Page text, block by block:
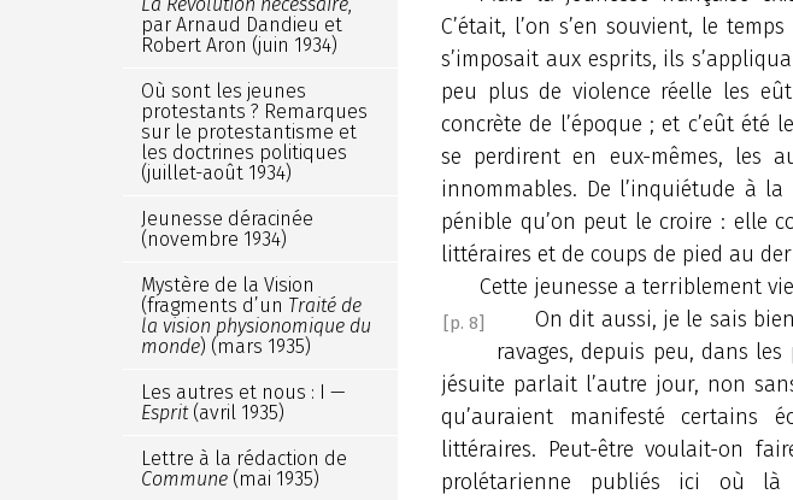
C’était, l’on s’en souvient, le
s’imposait aux esprits, ils
peu plus de violence réelle les
concrète de l’époque ; et c’eût
se perdirent en eux-mêmes, les
innommables. De l’inquiétude à
pénible qu’on peut le croire : elle
littéraires et de coups de pied au
Cette jeunesse a terriblement
[p. 8]
On dit aussi, je le sais
ravages, depuis peu, dans
jésuite parlait l’autre jour, non
qu’auraient manifesté certains
littéraires. Peut-être voulait-on
prolétarienne publiés ici où
par Arnaud Dandieu et
Robert Aron (juin 1934)
Où sont les jeunes
protestants ? Remarques
sur le protestantisme et
les doctrines politiques
(juillet-août 1934)
Jeunesse déracinée
(novembre 1934)
Mystère de la Vision
(fragments d’un Traité de
la vision physionomique du
monde) (mars 1935)
Les autres et nous : I —
Esprit(avril 1935)
Lettre à la rédaction de
Commune (mai 1935)